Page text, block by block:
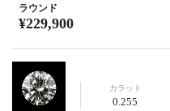
ラウンド
¥229,900
カラット
0.255